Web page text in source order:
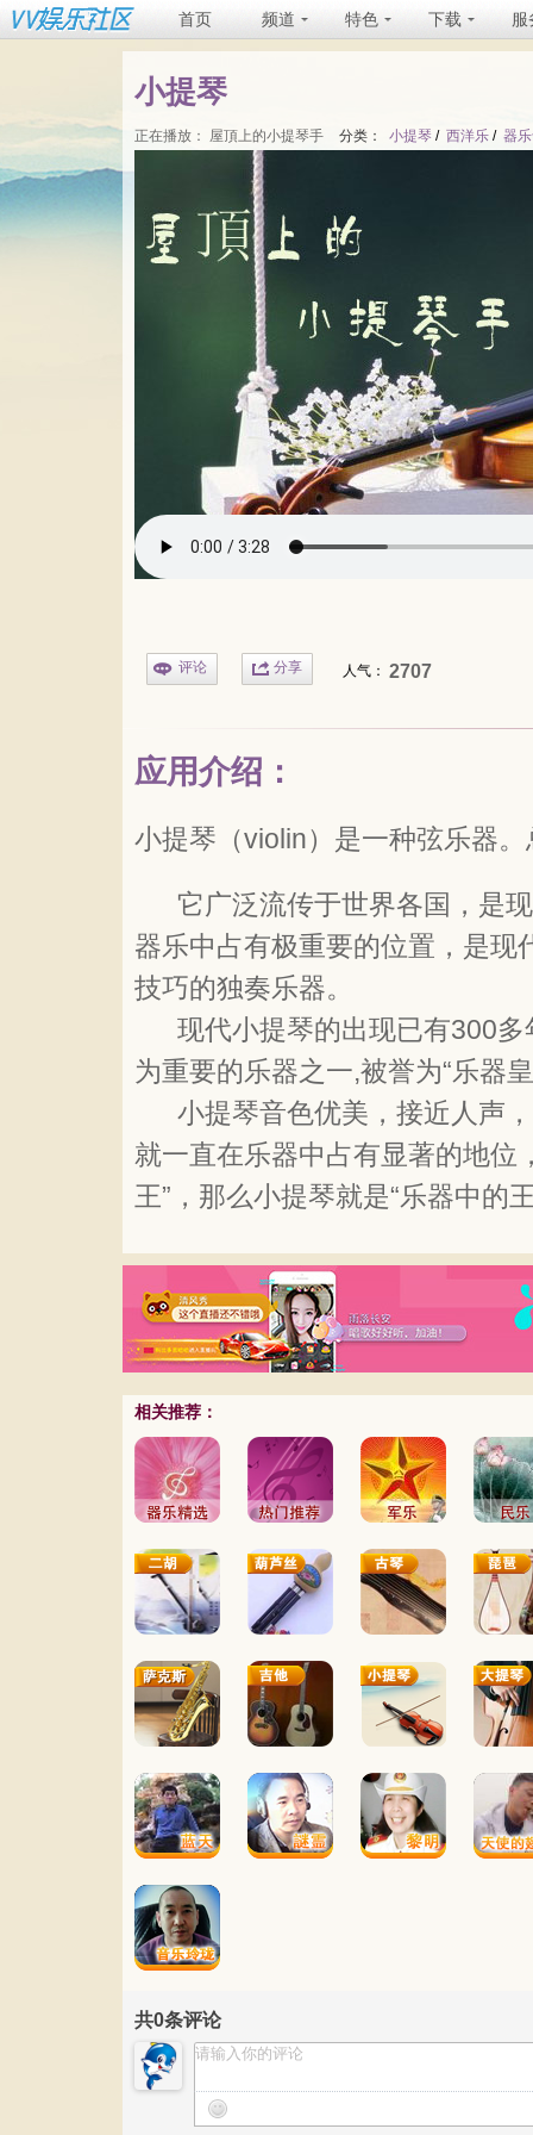
首页 频道 特色 下载 服
小提琴
正在播放： 屋頂上的小提琴手 分类： 小提琴 / 西洋乐 / 器
评论 分享 人气： 2707
应用介绍：
小提琴（violin）是一种弦乐器
它广泛流传于世界各国，是现
器乐中占有极重要的位置，是现
技巧的独奏乐器。
现代小提琴的出现已有300多
为重要的乐器之一,被誉为“乐器
小提琴音色优美，接近人声，
就一直在乐器中占有显著的地位
王”，那么小提琴就是“乐器中的
相关推荐：
共0条评论